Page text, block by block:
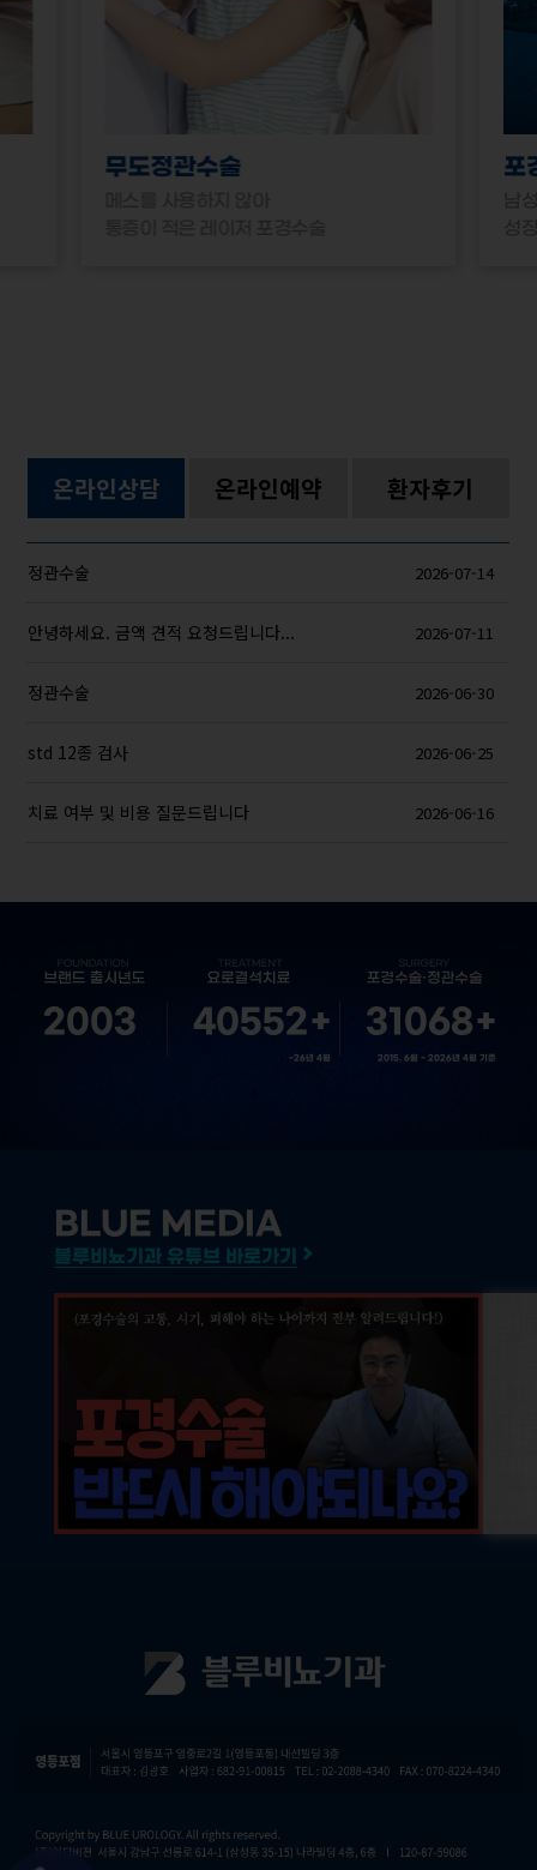
무도정관수술 포
온라인상담 온라인예약 환자후기
정관수술 2026-07-14
안녕하세요. 금액 견적 요청드립니다... 2026-07-11
정관수술 2026-06-30
std 12종 검사 2026-06-25
치료 여부 및 비용 질문드립니다 2026-06-16
2003 40552+
~26년 4월
31068+
2015. 6월 ~ 2026년 4월 기준
BLUE MEDIA
블루비뇨기과 유튜브 바로가기